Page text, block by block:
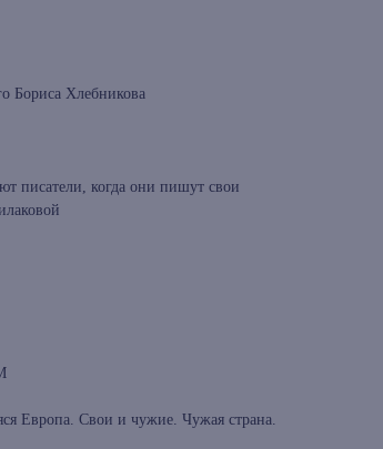
Бориса Хлебникова
писатели, когда они пишут свои
Европа. Свои и чужие. Чужая страна.